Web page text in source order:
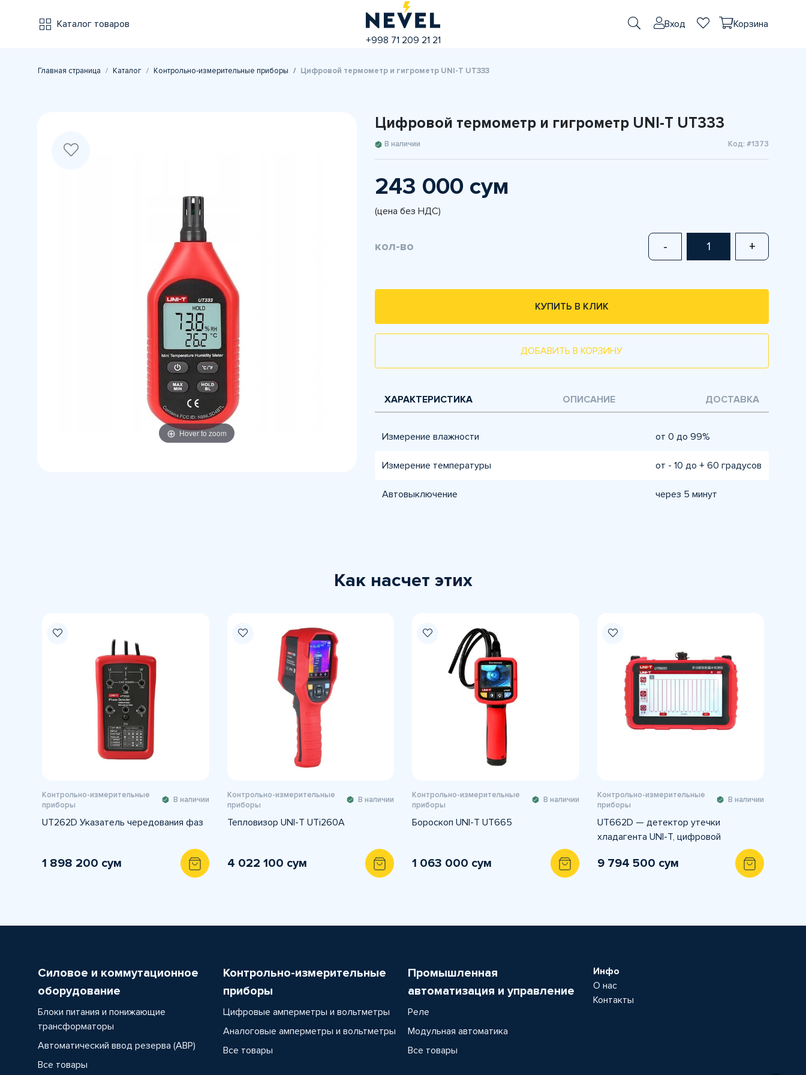
Каталог товаров
+998 71 209 21 21
Вход Корзина
Главная страница Каталог Контрольно-измерительные приборы Цифровой термометр и гигрометр UNI-T UT333
Hover to zoom
Цифровой термометр и гигрометр UNI-T UT333
В наличии Код: #1373
243 000 сум
(цена без НДС)
кол-во - +
КУПИТЬ В КЛИК
ДОБАВИТЬ В КОРЗИНУ
ХАРАКТЕРИСТИКА ОПИСАНИЕ ДОСТАВКА
Измерение влажности от 0 до 99%
Измерение температуры от - 10 до + 60 градусов
Автовыключение через 5 минут
Как насчет этих
Контрольно-измерительные
приборы
В наличии
UT262D Указатель чередования фаз
1 898 200 сум
Контрольно-измерительные
приборы
В наличии
Тепловизор UNI-T UTi260A
4 022 100 сум
Контрольно-измерительные
приборы
В наличии
Бороскоп UNI-T UT665
1 063 000 сум
Контрольно-измерительные
приборы
В наличии
UT662D — детектор утечки
хладагента UNI-T, цифровой
9 794 500 сум
Силовое и коммутационное
оборудование
Блоки питания и понижающие
трансформаторы
Автоматический ввод резерва (АВР)
Все товары
Контрольно-измерительные
приборы
Цифровые амперметры и вольтметры
Аналоговые амперметры и вольтметры
Все товары
Промышленная
автоматизация и управление
Реле
Модульная автоматика
Все товары
Инфо
О нас
Контакты